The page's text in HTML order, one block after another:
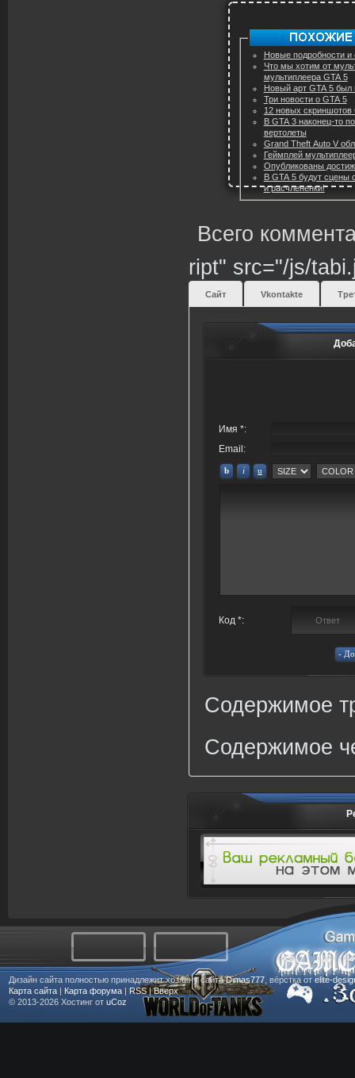
Новые подробности
Что мы хотим от
мультиплеера GTA 5
Новый арт GTA 5 был
Три новости о GTA 5
12 новых скриншотов
В GTA 3 наконец-то
вертолеты
Grand Theft Auto V
Геймплей
Опубликованы
В GTA 5 будут сцены
и расчлененки!
Всего
ript" src="/js/
Сайт Vkontakte
Имя *:
Email:
Код *:
Содержимое
Содержимое
Дизайн сайта полностью принадлежит хозяину сайтаDimas777, вёрстка от elite-
Карта сайта | Карта форума | RSS|Вверх
© 2013-2026 Хостинг от uCoz